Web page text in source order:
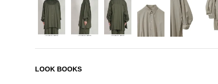
LOOK BOOKS